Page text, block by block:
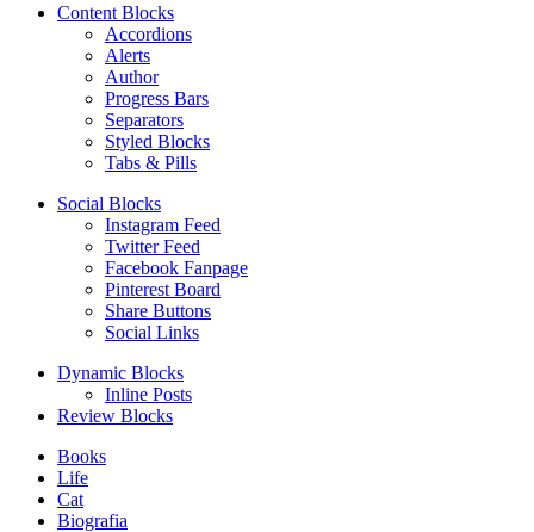
Content Blocks
Accordions
Alerts
Author
Progress Bars
Separators
Styled Blocks
Tabs & Pills
Social Blocks
Instagram Feed
Twitter Feed
Facebook Fanpage
Pinterest Board
Share Buttons
Social Links
Dynamic Blocks
Inline Posts
Review Blocks
Books
Life
Cat
Biografia